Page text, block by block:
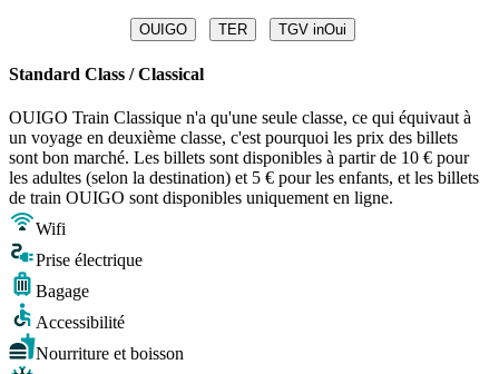
OUIGO TER TGV inOui
Standard Class / Classical
OUIGO Train Classique n'a qu'une seule classe, ce qui équivaut à
un voyage en deuxième classe, c'est pourquoi les prix des billets
sont bon marché. Les billets sont disponibles à partir de 10 € pour
les adultes (selon la destination) et 5 € pour les enfants, et les billets
de train OUIGO sont disponibles uniquement en ligne.
Wifi
Prise électrique
Bagage
Accessibilité
Nourriture et boisson